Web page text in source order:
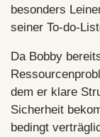
besonders
seiner To-do-
Da Bobby
dem er klare
Sicherheit
bedingt